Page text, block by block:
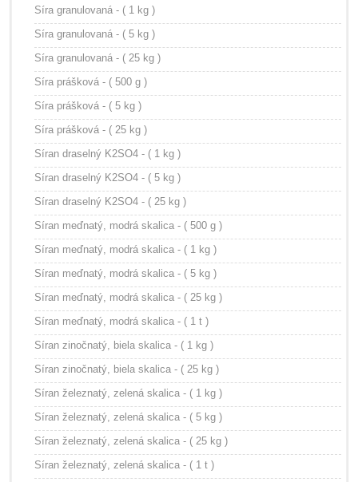
Síra granulovaná - ( 1 kg )
Síra granulovaná - ( 5 kg )
Síra granulovaná - ( 25 kg )
Síra prášková - ( 500 g )
Síra prášková - ( 5 kg )
Síra prášková - ( 25 kg )
Síran draselný K2SO4 - ( 1 kg )
Síran draselný K2SO4 - ( 5 kg )
Síran draselný K2SO4 - ( 25 kg )
Síran meďnatý, modrá skalica - ( 500 g )
Síran meďnatý, modrá skalica - ( 1 kg )
Síran meďnatý, modrá skalica - ( 5 kg )
Síran meďnatý, modrá skalica - ( 25 kg )
Síran meďnatý, modrá skalica - ( 1 t )
Síran zinočnatý, biela skalica - ( 1 kg )
Síran zinočnatý, biela skalica - ( 25 kg )
Síran železnatý, zelená skalica - ( 1 kg )
Síran železnatý, zelená skalica - ( 5 kg )
Síran železnatý, zelená skalica - ( 25 kg )
Síran železnatý, zelená skalica - ( 1 t )